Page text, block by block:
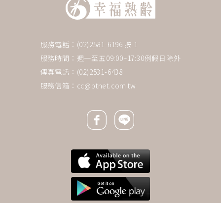
服務電話：(02)2581-6196 按 1
服務時間：週一至五09:00~17:30例假日除外
傳真電話：(02)2531-6438
服務信箱： cc@btnet.com.tw
Facebook icon
Line icon